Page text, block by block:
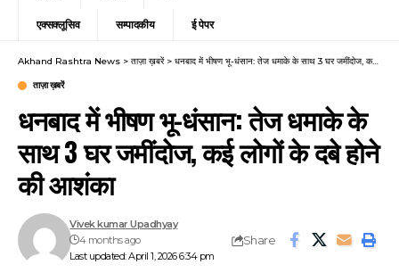
एक्सक्लूसिव सम्पादकीय ई पेपर
Akhand Rashtra News > ताज़ा ख़बरें> धनबाद में भीषण भू-धंसान: तेज धमाके के साथ 3 घर जमींदोज, कई लोगों के दबे होने की आशंका
ताज़ा ख़बरें
धनबाद में भीषण भू-धंसान: तेज धमाके के
साथ 3 घर जमींदोज, कई लोगों के दबे होने
की आशंका
Last updated: April 1, 2026 6:34 pm
Vivek kumar Upadhyay
4 months ago
Share